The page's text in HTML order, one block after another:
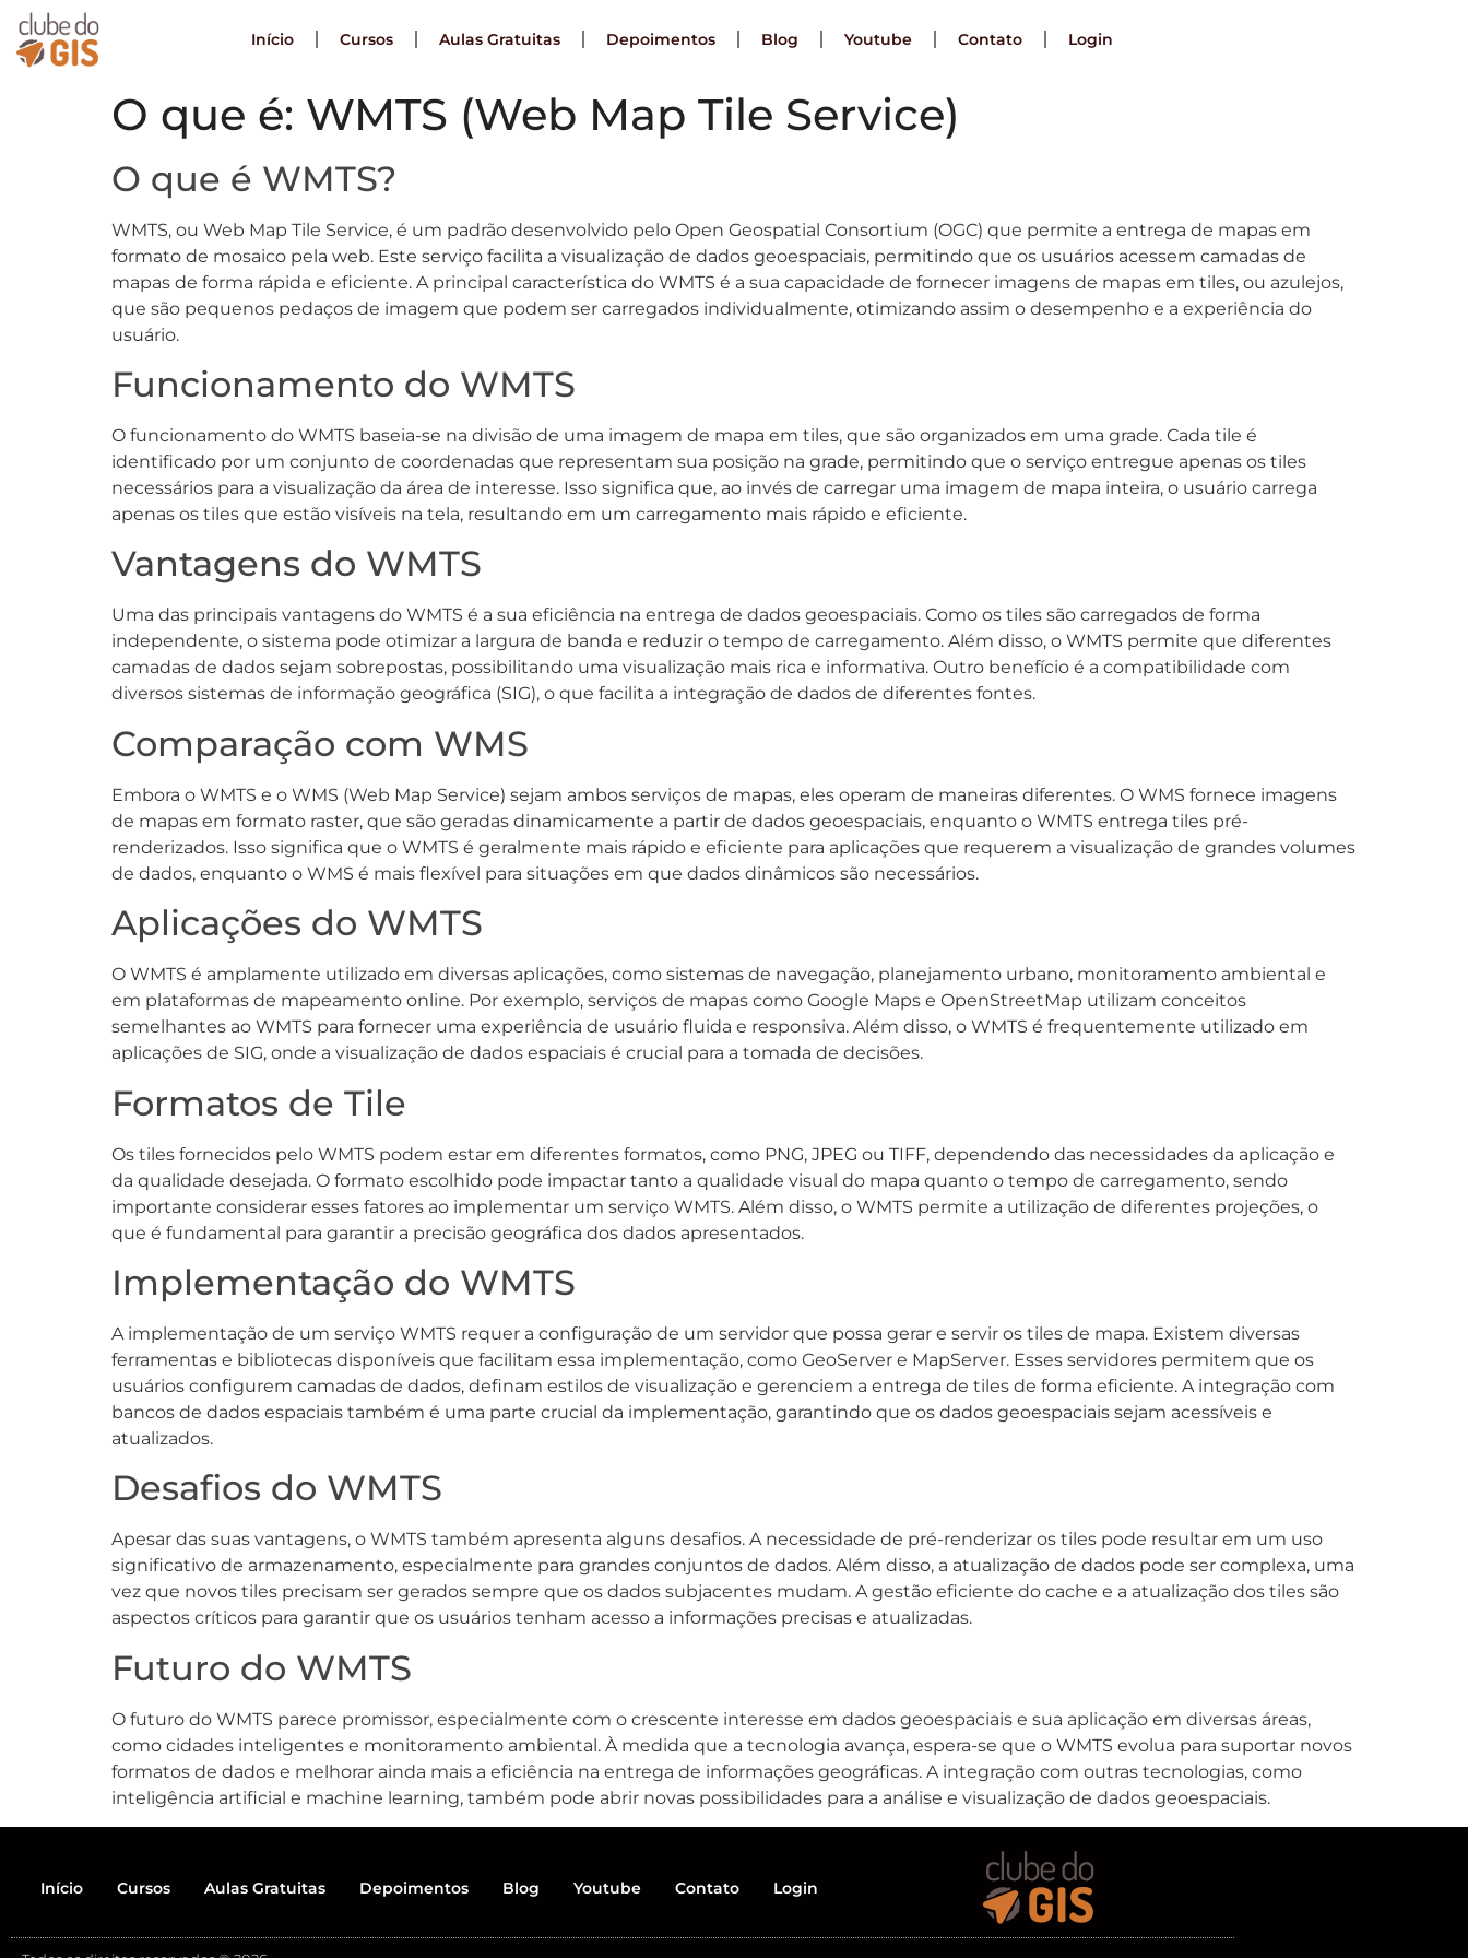
Início Cursos Aulas Gratuitas Depoimentos Blog Youtube Contato Login
O que é: WMTS (Web Map Tile Service)
O que é WMTS?
WMTS, ou Web Map Tile Service, é um padrão desenvolvido pelo Open Geospatial Consortium (OGC) que permite a entrega de mapas em
formato de mosaico pela web. Este serviço facilita a visualização de dados geoespaciais, permitindo que os usuários acessem camadas de
mapas de forma rápida e eficiente. A principal característica do WMTS é a sua capacidade de fornecer imagens de mapas em tiles, ou azulejos,
que são pequenos pedaços de imagem que podem ser carregados individualmente, otimizando assim o desempenho e a experiência do
usuário.
Funcionamento do WMTS
O funcionamento do WMTS baseia-se na divisão de uma imagem de mapa em tiles, que são organizados em uma grade. Cada tile é
identificado por um conjunto de coordenadas que representam sua posição na grade, permitindo que o serviço entregue apenas os tiles
necessários para a visualização da área de interesse. Isso significa que, ao invés de carregar uma imagem de mapa inteira, o usuário carrega
apenas os tiles que estão visíveis na tela, resultando em um carregamento mais rápido e eficiente.
Vantagens do WMTS
Uma das principais vantagens do WMTS é a sua eficiência na entrega de dados geoespaciais. Como os tiles são carregados de forma
independente, o sistema pode otimizar a largura de banda e reduzir o tempo de carregamento. Além disso, o WMTS permite que diferentes
camadas de dados sejam sobrepostas, possibilitando uma visualização mais rica e informativa. Outro benefício é a compatibilidade com
diversos sistemas de informação geográfica (SIG), o que facilita a integração de dados de diferentes fontes.
Comparação com WMS
Embora o WMTS e o WMS (Web Map Service) sejam ambos serviços de mapas, eles operam de maneiras diferentes. O WMS fornece imagens
de mapas em formato raster, que são geradas dinamicamente a partir de dados geoespaciais, enquanto o WMTS entrega tiles pré-
renderizados. Isso significa que o WMTS é geralmente mais rápido e eficiente para aplicações que requerem a visualização de grandes volumes
de dados, enquanto o WMS é mais flexível para situações em que dados dinâmicos são necessários.
Aplicações do WMTS
O WMTS é amplamente utilizado em diversas aplicações, como sistemas de navegação, planejamento urbano, monitoramento ambiental e
em plataformas de mapeamento online. Por exemplo, serviços de mapas como Google Maps e OpenStreetMap utilizam conceitos
semelhantes ao WMTS para fornecer uma experiência de usuário fluida e responsiva. Além disso, o WMTS é frequentemente utilizado em
aplicações de SIG, onde a visualização de dados espaciais é crucial para a tomada de decisões.
Formatos de Tile
Os tiles fornecidos pelo WMTS podem estar em diferentes formatos, como PNG, JPEG ou TIFF, dependendo das necessidades da aplicação e
da qualidade desejada. O formato escolhido pode impactar tanto a qualidade visual do mapa quanto o tempo de carregamento, sendo
importante considerar esses fatores ao implementar um serviço WMTS. Além disso, o WMTS permite a utilização de diferentes projeções, o
que é fundamental para garantir a precisão geográfica dos dados apresentados.
Implementação do WMTS
A implementação de um serviço WMTS requer a configuração de um servidor que possa gerar e servir os tiles de mapa. Existem diversas
ferramentas e bibliotecas disponíveis que facilitam essa implementação, como GeoServer e MapServer. Esses servidores permitem que os
usuários configurem camadas de dados, definam estilos de visualização e gerenciem a entrega de tiles de forma eficiente. A integração com
bancos de dados espaciais também é uma parte crucial da implementação, garantindo que os dados geoespaciais sejam acessíveis e
atualizados.
Desafios do WMTS
Apesar das suas vantagens, o WMTS também apresenta alguns desafios. A necessidade de pré-renderizar os tiles pode resultar em um uso
significativo de armazenamento, especialmente para grandes conjuntos de dados. Além disso, a atualização de dados pode ser complexa, uma
vez que novos tiles precisam ser gerados sempre que os dados subjacentes mudam. A gestão eficiente do cache e a atualização dos tiles são
aspectos críticos para garantir que os usuários tenham acesso a informações precisas e atualizadas.
Futuro do WMTS
O futuro do WMTS parece promissor, especialmente com o crescente interesse em dados geoespaciais e sua aplicação em diversas áreas,
como cidades inteligentes e monitoramento ambiental. À medida que a tecnologia avança, espera-se que o WMTS evolua para suportar novos
formatos de dados e melhorar ainda mais a eficiência na entrega de informações geográficas. A integração com outras tecnologias, como
inteligência artificial e machine learning, também pode abrir novas possibilidades para a análise e visualização de dados geoespaciais.
Início Cursos Aulas Gratuitas Depoimentos Blog Youtube Contato Login